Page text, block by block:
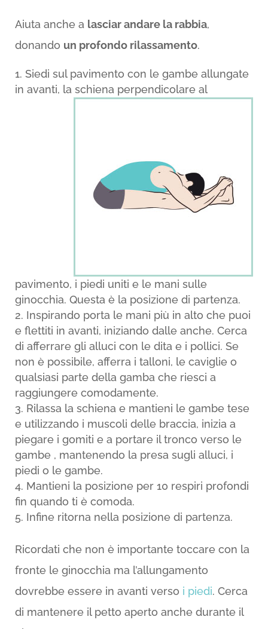
Aiuta anche a lasciar andare la rabbia,
donando un profondo rilassamento.
Siedi sul pavimento con le gambe allungate
in avanti, la schiena perpendicolare al
pavimento, i piedi uniti e le mani sulle
ginocchia. Questa è la posizione di partenza.
Inspirando porta le mani più in alto che puoi
e flettiti in avanti, iniziando dalle anche. Cerca
di afferrare gli alluci con le dita e i pollici. Se
non è possibile, afferra i talloni, le caviglie o
qualsiasi parte della gamba che riesci a
raggiungere comodamente.
Rilassa la schiena e mantieni le gambe tese
e utilizzando i muscoli delle braccia, inizia a
piegare i gomiti e a portare il tronco verso le
gambe , mantenendo la presa sugli alluci, i
piedi o le gambe.
Mantieni la posizione per 10 respiri profondi
fin quando ti è comoda.
Infine ritorna nella posizione di partenza.
Ricordati che non è importante toccare con la
fronte le ginocchia ma l’allungamento
dovrebbe essere in avanti verso i piedi. Cerca
di mantenere il petto aperto anche durante il